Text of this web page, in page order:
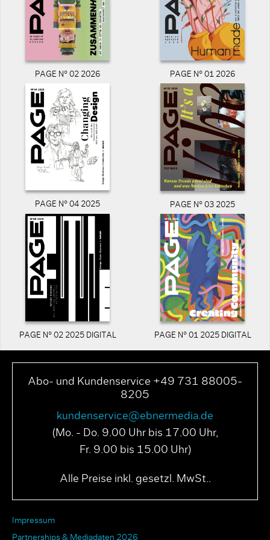
PAGE N° 02 2026 PAGE N° 01 2026
PAGE N° 04 2025 PAGE N° 03 2025
PAGE N° 02 2025 DIGITAL PAGE N° 01 2025 DIGITAL
Abo- und Kundenservice +49 731 88005-
8205
kundenservice@ebnermedia.de
(Mo. - Do. 9.00 Uhr bis 17.00 Uhr,
Fr. 9.00 bis 15.00 Uhr)
Alle Preise inkl. gesetzl. MwSt..
Impressum
Partnerships & Mediadaten 2026